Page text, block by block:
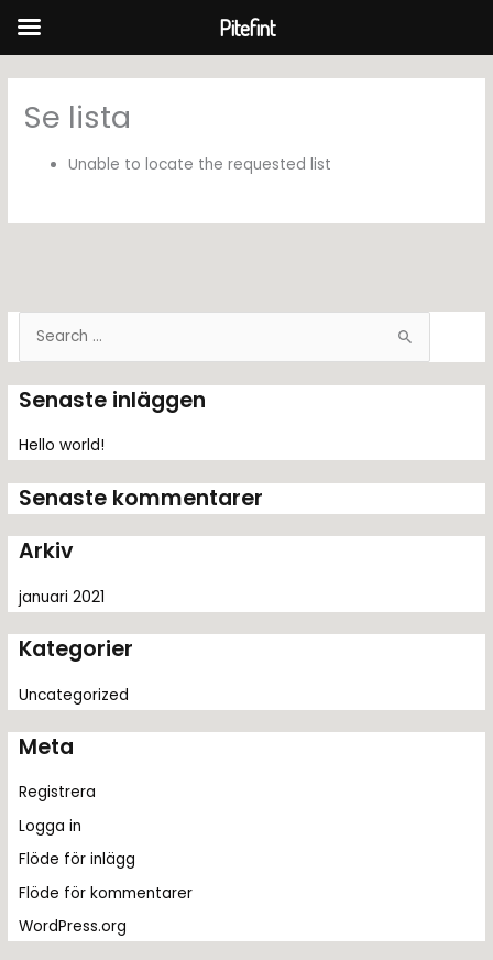
innehåll
k
f
e
r
:
Senaste inläggen
Hello world!
Senaste kommentarer
Arkiv
januari 2021
Kategorier
Uncategorized
Meta
Registrera
Logga in
Flöde för inlägg
Flöde för kommentarer
WordPress.org
Se lista
Unable to locate the requested list
Pitefint